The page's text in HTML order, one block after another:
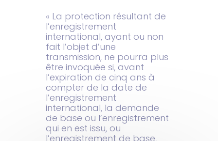
« La protection résultant de
l’enregistrement
international, ayant ou non
fait l’objet d’une
transmission, ne pourra plus
être invoquée si, avant
l’expiration de cinq ans à
compter de la date de
l’enregistrement
international, la demande
de base ou l’enregistrement
qui en est issu, ou
l’enregistrement de base,